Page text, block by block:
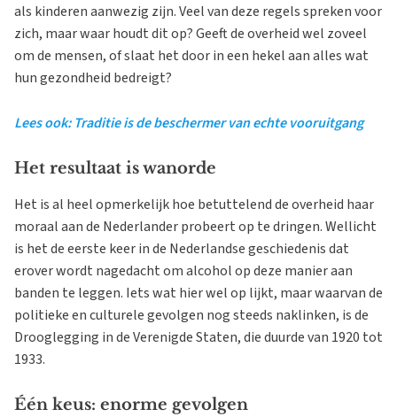
als kinderen aanwezig zijn. Veel van deze regels spreken voor
zich, maar waar houdt dit op? Geeft de overheid wel zoveel
om de mensen, of slaat het door in een hekel aan alles wat
hun gezondheid bedreigt?
Lees ook: Traditie is de beschermer van echte vooruitgang
Het resultaat is wanorde
Het is al heel opmerkelijk hoe betuttelend de overheid haar
moraal aan de Nederlander probeert op te dringen. Wellicht
is het de eerste keer in de Nederlandse geschiedenis dat
erover wordt nagedacht om alcohol op deze manier aan
banden te leggen. Iets wat hier wel op lijkt, maar waarvan de
politieke en culturele gevolgen nog steeds naklinken, is de
Drooglegging in de Verenigde Staten, die duurde van 1920 tot
1933.
Één keus: enorme gevolgen